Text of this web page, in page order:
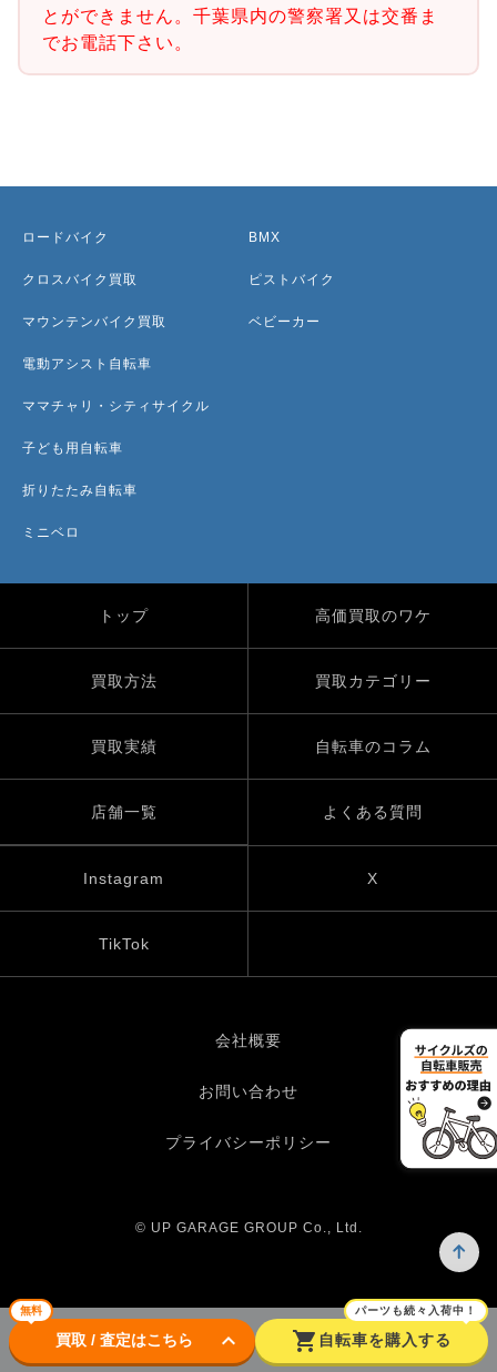
とができません。千葉県内の警察署又は交番ま
でお電話下さい。
無料
買取 / 査定はこちら keyboard_arrow_down shopping_cart
パーツも続々入荷中！
自転車を購入する
ロードバイク
クロスバイク買取
マウンテンバイク買取
電動アシスト自転車
ママチャリ・シティサイクル
子ども用自転車
折りたたみ自転車
ミニベロ
BMX
ピストバイク
ベビーカー
トップ 高価買取のワケ
買取方法 買取カテゴリー
買取実績 自転車のコラム
店舗一覧 よくある質問
Instagram X
TikTok
会社概要
お問い合わせ
プライバシーポリシー
© UP GARAGE GROUP Co., Ltd.